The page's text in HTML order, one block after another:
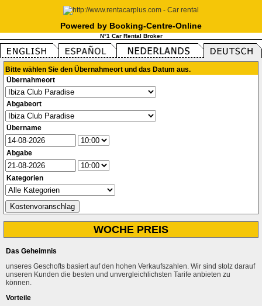
Powered by Booking-Centre-Online
N°1 Car Rental Broker
Bitte wählen Sie den Übernahmeort und das Datum aus.
Übernahmeort
Abgabeort
Übername
Abgabe
Kategorien
WOCHE PREIS
Das Geheimnis
unseres Geschofts basiert auf den hohen Verkaufszahlen. Wir sind stolz darauf
unseren Kunden die besten und unvergleichlichsten Tarife anbieten zu
können.
Vorteile